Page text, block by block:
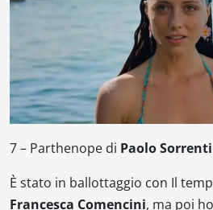
7 – Parthenope di Paolo
È stato in ballottaggio con Il
Francesca Comencini, ma poi